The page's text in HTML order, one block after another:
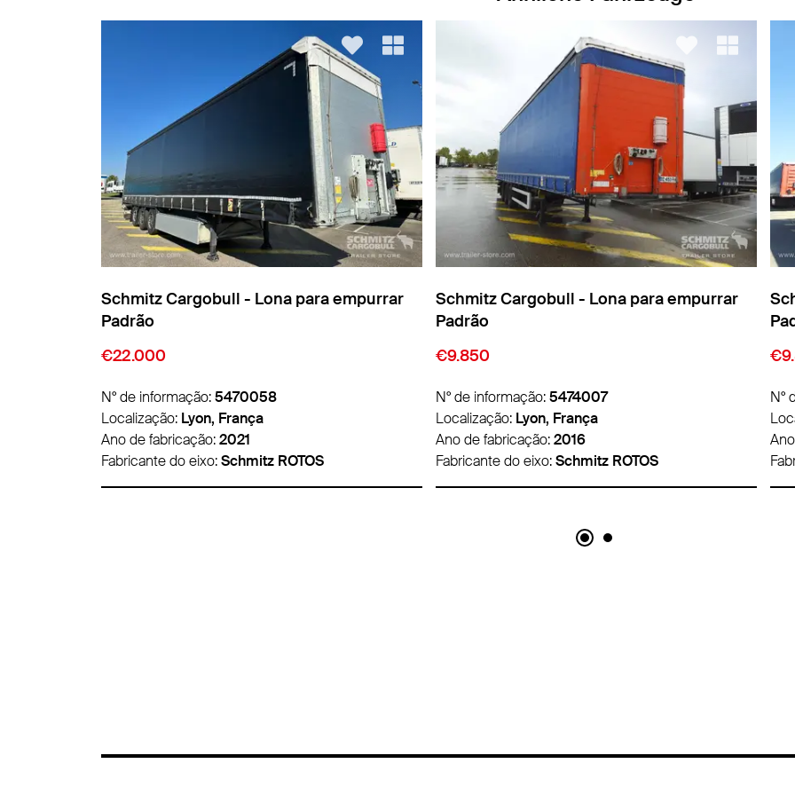
Schmitz Cargobull - Lona para empurrar
Padrão
€9.850
N° de informação:5474007
Localização: Lyon, França
Ano de fabricação:2016
Fabricante do eixo:Schmitz ROTOS
Schmitz Cargobull - Lona para empurrar
Padrão
€9.850
N° de informação:5474011
Localização: Lyon, França
Ano de fabricação:2016
Fabricante do eixo:Schmitz ROTOS
N°